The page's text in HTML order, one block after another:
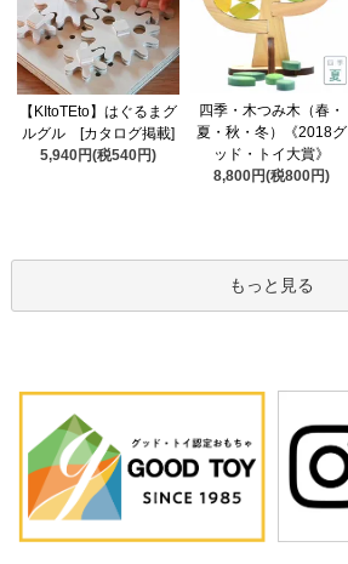
【KItoTEto】はぐるまグ
ルグル [カタログ掲載]
5,940円(税540円)
四季・木つみ木（春・
夏・秋・冬）《2018グ
ッド・トイ大賞》
8,800円(税800円)
もっと見る